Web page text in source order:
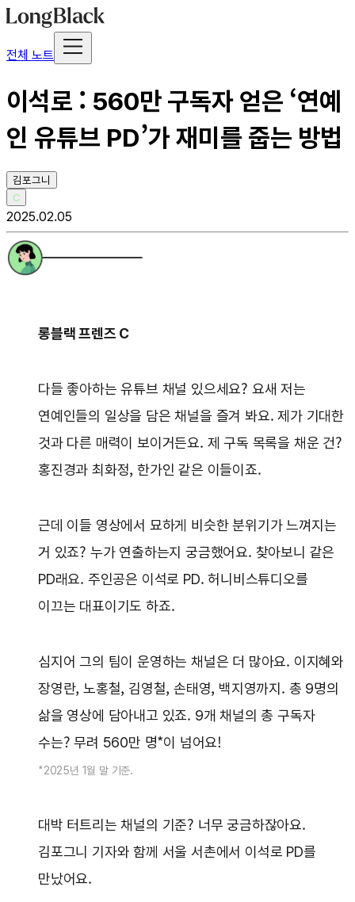
전체 노트
이석로 : 560만 구독자 얻은 ‘연예
인 유튜브 PD’가 재미를 줍는 방법
김포그니
C
2025.02.05
롱블랙 프렌즈 C
다들 좋아하는 유튜브 채널 있으세요? 요새 저는
연예인들의 일상을 담은 채널을 즐겨 봐요. 제가 기대한
것과 다른 매력이 보이거든요. 제 구독 목록을 채운 건?
홍진경과 최화정, 한가인 같은 이들이죠.
근데 이들 영상에서 묘하게 비슷한 분위기가 느껴지는
거 있죠? 누가 연출하는지 궁금했어요. 찾아보니 같은
PD래요. 주인공은 이석로 PD. 허니비스튜디오를
이끄는 대표이기도 하죠.
심지어 그의 팀이 운영하는 채널은 더 많아요. 이지혜와
장영란, 노홍철, 김영철, 손태영, 백지영까지. 총 9명의
삶을 영상에 담아내고 있죠. 9개 채널의 총 구독자
수는? 무려 560만 명*이 넘어요!
*2025년 1월 말 기준.
대박 터트리는 채널의 기준? 너무 궁금하잖아요.
김포그니 기자와 함께 서울 서촌에서 이석로 PD를
만났어요.